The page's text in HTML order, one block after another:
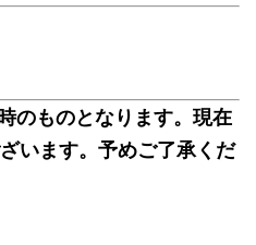
のものとなります。現在
います。予めご了承くだ